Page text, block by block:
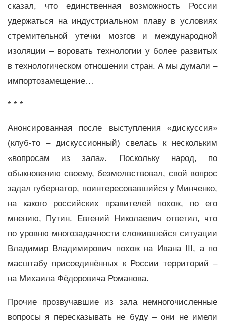
сказал, что единственная возможность России
удержаться на индустриальном плаву в условиях
стремительной утечки мозгов и международной
изоляции – воровать технологии у более развитых
в технологическом отношении стран. А мы думали –
импортозамещение…
* * *
Анонсированная после выступления «дискуссия»
(клуб-то – дискуссионный) свелась к нескольким
«вопросам из зала». Поскольку народ, по
обыкновению своему, безмолвствовал, свой вопрос
задал губернатор, поинтересовавшийся у Минченко,
на какого российских правителей похож, по его
мнению, Путин. Евгений Николаевич ответил, что
по уровню многозадачности сложившейся ситуации
Владимир Владимирович похож на Ивана III, а по
масштабу присоединённых к России территорий –
на Михаила Фёдоровича Романова.
Прочие прозвучавшие из зала немногочисленные
вопросы я пересказывать не буду – они не имели